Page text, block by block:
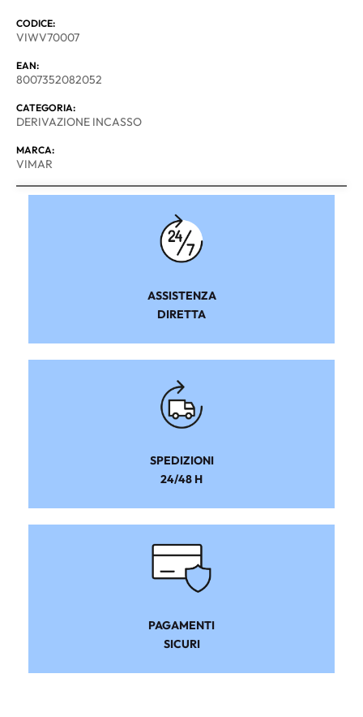
CODICE:
VIWV70007
EAN:
8007352082052
CATEGORIA:
DERIVAZIONE INCASSO
MARCA:
VIMAR
ASSISTENZA
DIRETTA
SPEDIZIONI
24/48 H
PAGAMENTI
SICURI